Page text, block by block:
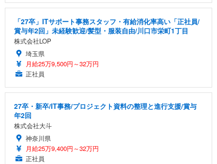
「27卒」ITサポート事務スタッフ・有給消化率高い「正社員/
賞与年2回」未経験歓迎/髪型・服装自由/川口市栄町1丁目
株式会社LOP
埼玉県
月給25万9,500円～32万円
正社員
27卒・新卒/IT事務/プロジェクト資料の整理と進行支援/賞与
年2回
株式会社大斗
神奈川県
月給25万9,400円～32万円
正社員